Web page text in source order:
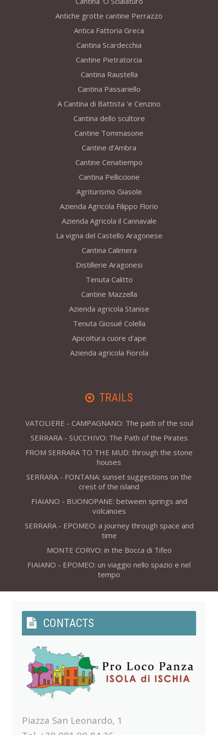
Antiche grotte cantine Perrazzo
Antica Fattoria Greca
Cantina Scardecchia
Cantine Pietratorcia
Cantina Raustella
Cantina Passariello
A Cantina di Battista 'e Cenzino
Cantina dello scultore
Cantine Tommasone
Cantine d’Ambra
Cantine Cenatiempo
Cantina Pelliccione
Agriturismo Giasole
Azienda Agricola Filippo Florio
Azienda Agricola il Cannavale
La vigna del Castello Aragonese
Cantina Calimera
Distillerie Aragonesi
Tenuta Calitto
Cantine Mazzella
Azienda agricola Stanise
Tenuta Giosué Colella
Apicoltura cuore d'ape
Azienda agricola Fiorola
TRAILS
VATOLIERE - CAMPAGNANO: The path of the soul
SERRARA - SUCCHIVO: The Path of the Pirates
FROM SERRARA TO THE MUD: through the stone
houses
SERRARA - FONTANA: sunset suggestions on the
crest of the island
FIAIANO - BUONOPANE: between springs and
volcanoes
SERRARA - EPOMEO: a journey through space and
time
MONTE CORVO: in the Bocca di Tifeo
FIAIANO - EPOMEO: un viaggio nello spazio e nel
tempo
CONTACTS
Piazza San Leonardo, 1